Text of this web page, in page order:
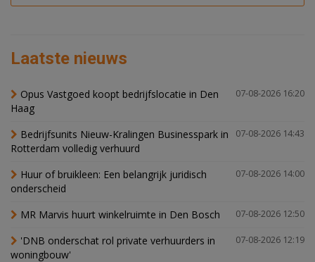
Laatste nieuws
07-08-2026 16:20
Opus Vastgoed koopt bedrijfslocatie in Den
Haag
07-08-2026 14:43
Bedrijfsunits Nieuw-Kralingen Businesspark in
Rotterdam volledig verhuurd
07-08-2026 14:00
Huur of bruikleen: Een belangrijk juridisch
onderscheid
07-08-2026 12:50
MR Marvis huurt winkelruimte in Den Bosch
07-08-2026 12:19
'DNB onderschat rol private verhuurders in
woningbouw'